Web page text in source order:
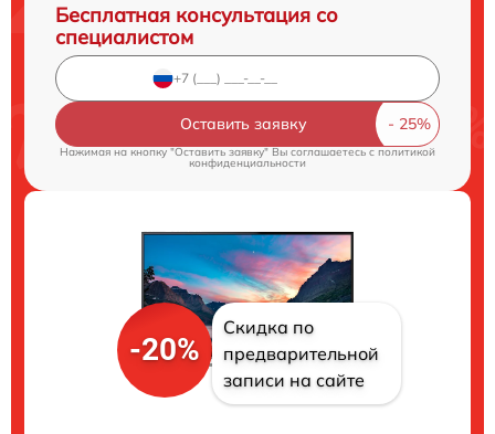
Бесплатная консультация со
специалистом
Оставить заявку
Нажимая на кнопку "Оставить заявку" Вы соглашаетесь cполитикой
конфиденциальности
-20%
Скидка по
предварительной
записи на сайте